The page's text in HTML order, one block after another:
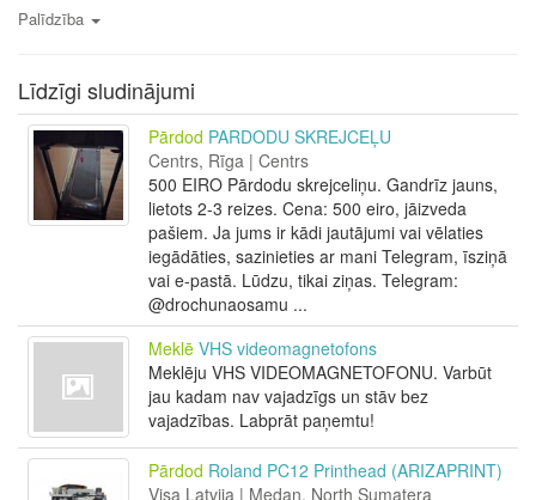
Palīdzība
Līdzīgi sludinājumi
Pārdod PARDODU SKREJCEĻU
Centrs, Rīga | Centrs
500 EIRO Pārdodu skrejceliņu. Gandrīz jauns,
lietots 2-3 reizes. Cena: 500 eiro, jāizveda
pašiem. Ja jums ir kādi jautājumi vai vēlaties
iegādāties, sazinieties ar mani Telegram, īsziņā
vai e-pastā. Lūdzu, tikai ziņas. Telegram:
@drochunaosamu ...
Meklē VHS videomagnetofons
Meklēju VHS VIDEOMAGNETOFONU. Varbūt
jau kadam nav vajadzīgs un stāv bez
vajadzības. Labprāt paņemtu!
Pārdod Roland PC12 Printhead (ARIZAPRINT)
Visa Latvija | Medan, North Sumatera